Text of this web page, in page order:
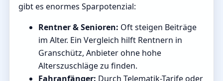
gibt es enormes Sparpotenzial:
Rentner & Senioren: Oft steigen Beiträge
im Alter. Ein Vergleich hilft Rentnern in
Granschütz, Anbieter ohne hohe
Alterszuschläge zu finden.
Fahranfänger: Durch Telematik-Tarife oder